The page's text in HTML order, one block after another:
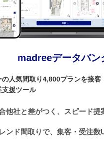
madreeデータバン
の人気間取り4,800プランを接客
支援ツール
他社と差がつく、スピード提
ンド間取りで、集客・受注数